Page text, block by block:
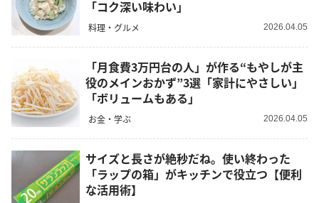
「コク深い味わい」
料理・グルメ 2026.04.05
「月食費3万円台の人」が作る“もやしが主
役のメインおかず”3選「家計にやさしい」
「ボリュームもある」
お金・学ぶ 2026.04.05
サイズと長さが絶秒だね。使い終わった
「ラップの箱」がキッチンで役立つ【便利
な活用術】